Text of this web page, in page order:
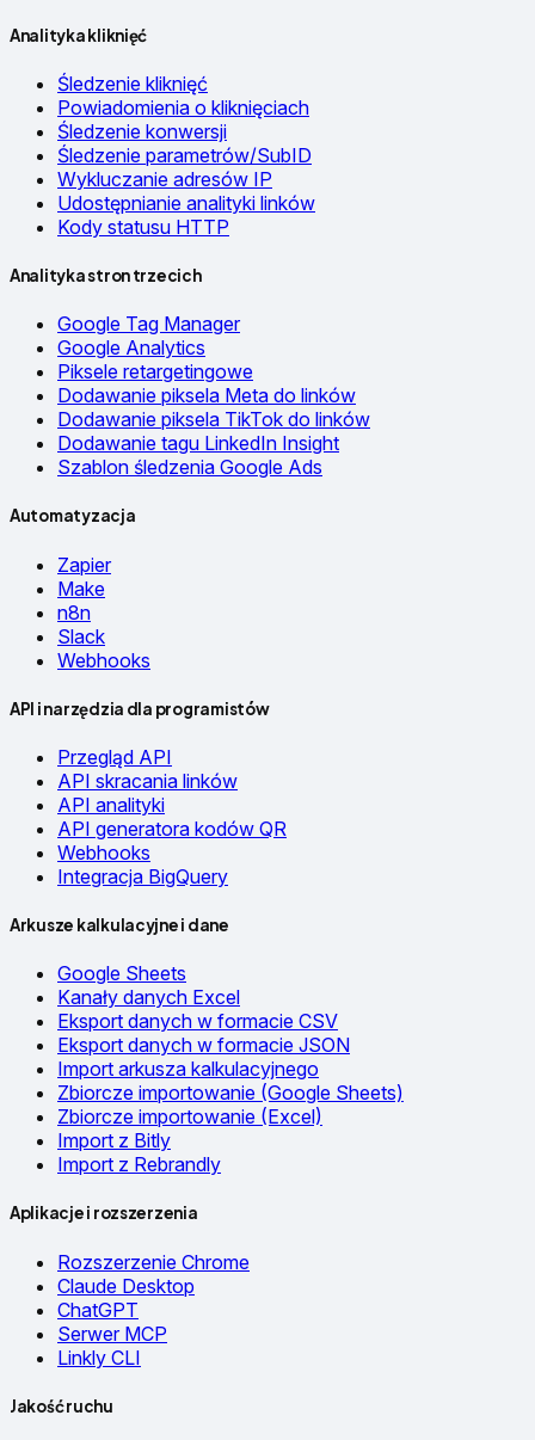
Analityka kliknięć
Śledzenie kliknięć
Powiadomienia o kliknięciach
Śledzenie konwersji
Śledzenie parametrów/SubID
Wykluczanie adresów IP
Udostępnianie analityki linków
Kody statusu HTTP
Analityka stron trzecich
Google Tag Manager
Google Analytics
Piksele retargetingowe
Dodawanie piksela Meta do linków
Dodawanie piksela TikTok do linków
Dodawanie tagu LinkedIn Insight
Szablon śledzenia Google Ads
Automatyzacja
Zapier
Make
n8n
Slack
Webhooks
API i narzędzia dla programistów
Przegląd API
API skracania linków
API analityki
API generatora kodów QR
Webhooks
Integracja BigQuery
Arkusze kalkulacyjne i dane
Google Sheets
Kanały danych Excel
Eksport danych w formacie CSV
Eksport danych w formacie JSON
Import arkusza kalkulacyjnego
Zbiorcze importowanie (Google Sheets)
Zbiorcze importowanie (Excel)
Import z Bitly
Import z Rebrandly
Aplikacje i rozszerzenia
Rozszerzenie Chrome
Claude Desktop
ChatGPT
Serwer MCP
Linkly CLI
Jakość ruchu